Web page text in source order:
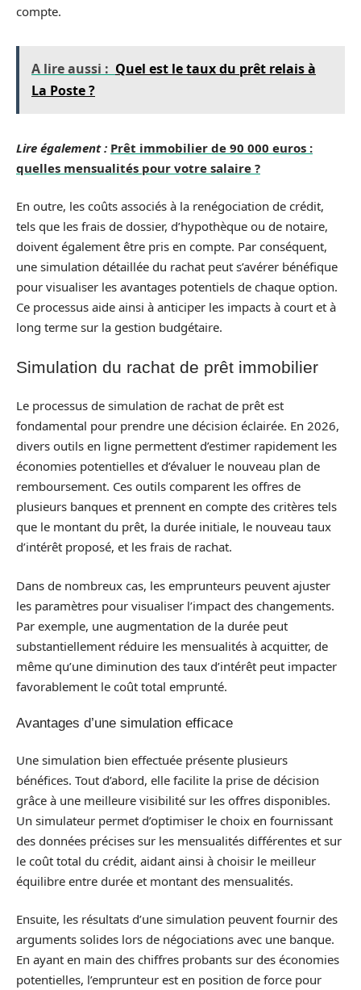
compte.
A lire aussi : Quel est le taux du prêt relais à
La Poste ?
Lire également : Prêt immobilier de 90 000 euros :
quelles mensualités pour votre salaire ?
En outre, les coûts associés à la renégociation de crédit,
tels que les frais de dossier, d’hypothèque ou de notaire,
doivent également être pris en compte. Par conséquent,
une simulation détaillée du rachat peut s’avérer bénéfique
pour visualiser les avantages potentiels de chaque option.
Ce processus aide ainsi à anticiper les impacts à court et à
long terme sur la gestion budgétaire.
Simulation du rachat de prêt immobilier
Le processus de simulation de rachat de prêt est
fondamental pour prendre une décision éclairée. En 2026,
divers outils en ligne permettent d’estimer rapidement les
économies potentielles et d’évaluer le nouveau plan de
remboursement. Ces outils comparent les offres de
plusieurs banques et prennent en compte des critères tels
que le montant du prêt, la durée initiale, le nouveau taux
d’intérêt proposé, et les frais de rachat.
Dans de nombreux cas, les emprunteurs peuvent ajuster
les paramètres pour visualiser l’impact des changements.
Par exemple, une augmentation de la durée peut
substantiellement réduire les mensualités à acquitter, de
même qu’une diminution des taux d’intérêt peut impacter
favorablement le coût total emprunté.
Avantages d’une simulation efficace
Une simulation bien effectuée présente plusieurs
bénéfices. Tout d’abord, elle facilite la prise de décision
grâce à une meilleure visibilité sur les offres disponibles.
Un simulateur permet d’optimiser le choix en fournissant
des données précises sur les mensualités différentes et sur
le coût total du crédit, aidant ainsi à choisir le meilleur
équilibre entre durée et montant des mensualités.
Ensuite, les résultats d’une simulation peuvent fournir des
arguments solides lors de négociations avec une banque.
En ayant en main des chiffres probants sur des économies
potentielles, l’emprunteur est en position de force pour